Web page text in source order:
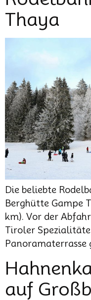
Thaya
Die beliebte
Berghütte Gampe
km). Vor der
Tiroler
Panoramaterrasse
auf